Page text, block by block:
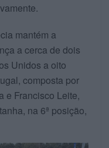
mantém a
a cerca de dois
Unidos a oito
composta por
e Francisco Leite,
na 6ª posição,